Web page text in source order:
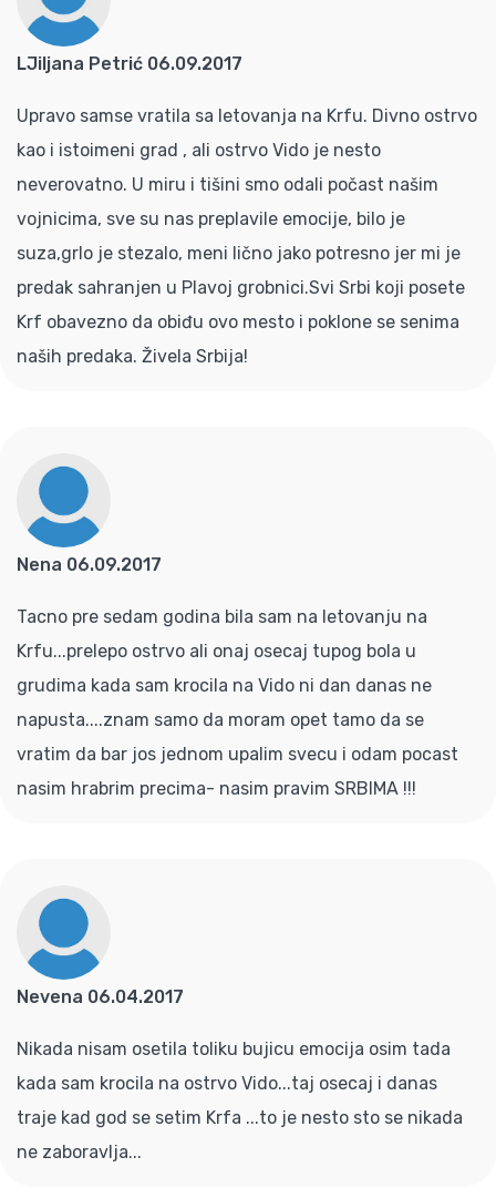
LJiljana Petrić 06.09.2017
Upravo samse vratila sa letovanja na Krfu. Divno ostrvo
kao i istoimeni grad , ali ostrvo Vido je nesto
neverovatno. U miru i tišini smo odali počast našim
vojnicima, sve su nas preplavile emocije, bilo je
suza,grlo je stezalo, meni lično jako potresno jer mi je
predak sahranjen u Plavoj grobnici.Svi Srbi koji posete
Krf obavezno da obiđu ovo mesto i poklone se senima
naših predaka. Živela Srbija!
Nena 06.09.2017
Tacno pre sedam godina bila sam na letovanju na
Krfu...prelepo ostrvo ali onaj osecaj tupog bola u
grudima kada sam krocila na Vido ni dan danas ne
napusta....znam samo da moram opet tamo da se
vratim da bar jos jednom upalim svecu i odam pocast
nasim hrabrim precima- nasim pravim SRBIMA !!!
Nevena 06.04.2017
Nikada nisam osetila toliku bujicu emocija osim tada
kada sam krocila na ostrvo Vido...taj osecaj i danas
traje kad god se setim Krfa ...to je nesto sto se nikada
ne zaboravlja...